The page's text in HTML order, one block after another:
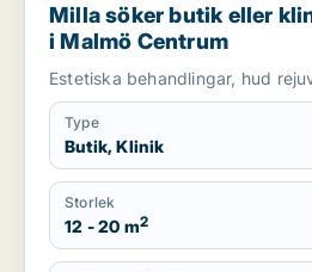
Milla söker butik eller
i Malmö Centrum
Estetiska behandlingar, hud
Type
Butik, Klinik
Storlek
12 - 20 m2